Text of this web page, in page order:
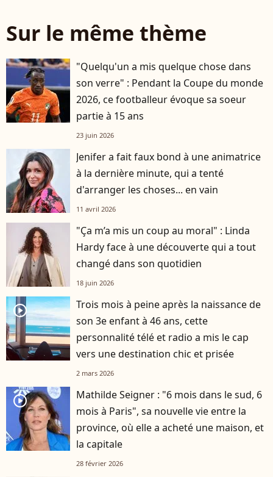
Sur le même thème
"Quelqu'un a mis quelque chose dans
son verre" : Pendant la Coupe du monde
2026, ce footballeur évoque sa soeur
partie à 15 ans
23 juin 2026
Jenifer a fait faux bond à une animatrice
à la dernière minute, qui a tenté
d'arranger les choses... en vain
11 avril 2026
"Ça m’a mis un coup au moral" : Linda
Hardy face à une découverte qui a tout
changé dans son quotidien
18 juin 2026
player2
Trois mois à peine après la naissance de
son 3e enfant à 46 ans, cette
personnalité télé et radio a mis le cap
vers une destination chic et prisée
2 mars 2026
player2
Mathilde Seigner : "6 mois dans le sud, 6
mois à Paris", sa nouvelle vie entre la
province, où elle a acheté une maison, et
la capitale
28 février 2026